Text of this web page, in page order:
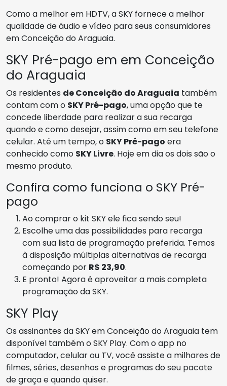
Como a melhor em HDTV, a SKY fornece a melhor
qualidade de áudio e vídeo para seus consumidores
em Conceição do Araguaia.
SKY Pré-pago em em Conceição
do Araguaia
Os residentes de Conceição do Araguaia também
contam com o SKY Pré-pago, uma opção que te
concede liberdade para realizar a sua recarga
quando e como desejar, assim como em seu telefone
celular. Até um tempo, o SKY Pré-pago era
conhecido como SKY Livre. Hoje em dia os dois são o
mesmo produto.
Confira como funciona o SKY Pré-
pago
Ao comprar o kit SKY ele fica sendo seu!
Escolhe uma das possibilidades para recarga
com sua lista de programação preferida. Temos
à disposição múltiplas alternativas de recarga
começando por R$ 23,90.
E pronto! Agora é aproveitar a mais completa
programação da SKY.
SKY Play
Os assinantes da SKY em Conceição do Araguaia tem
disponível também o SKY Play. Com o app no
computador, celular ou TV, você assiste a milhares de
filmes, séries, desenhos e programas do seu pacote
de graça e quando quiser.